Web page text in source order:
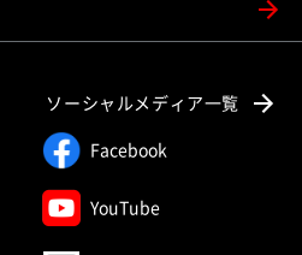
ソーシャルメディア一覧
Facebook
YouTube